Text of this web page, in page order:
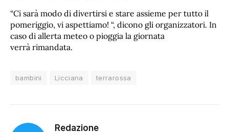
“Ci sarà modo di divertirsi e stare assieme per tutto il
pomeriggio, vi aspettiamo! “, dicono gli organizzatori. In
caso di allerta meteo o pioggia la giornata
verrà rimandata.
bambini Licciana terrarossa
Redazione